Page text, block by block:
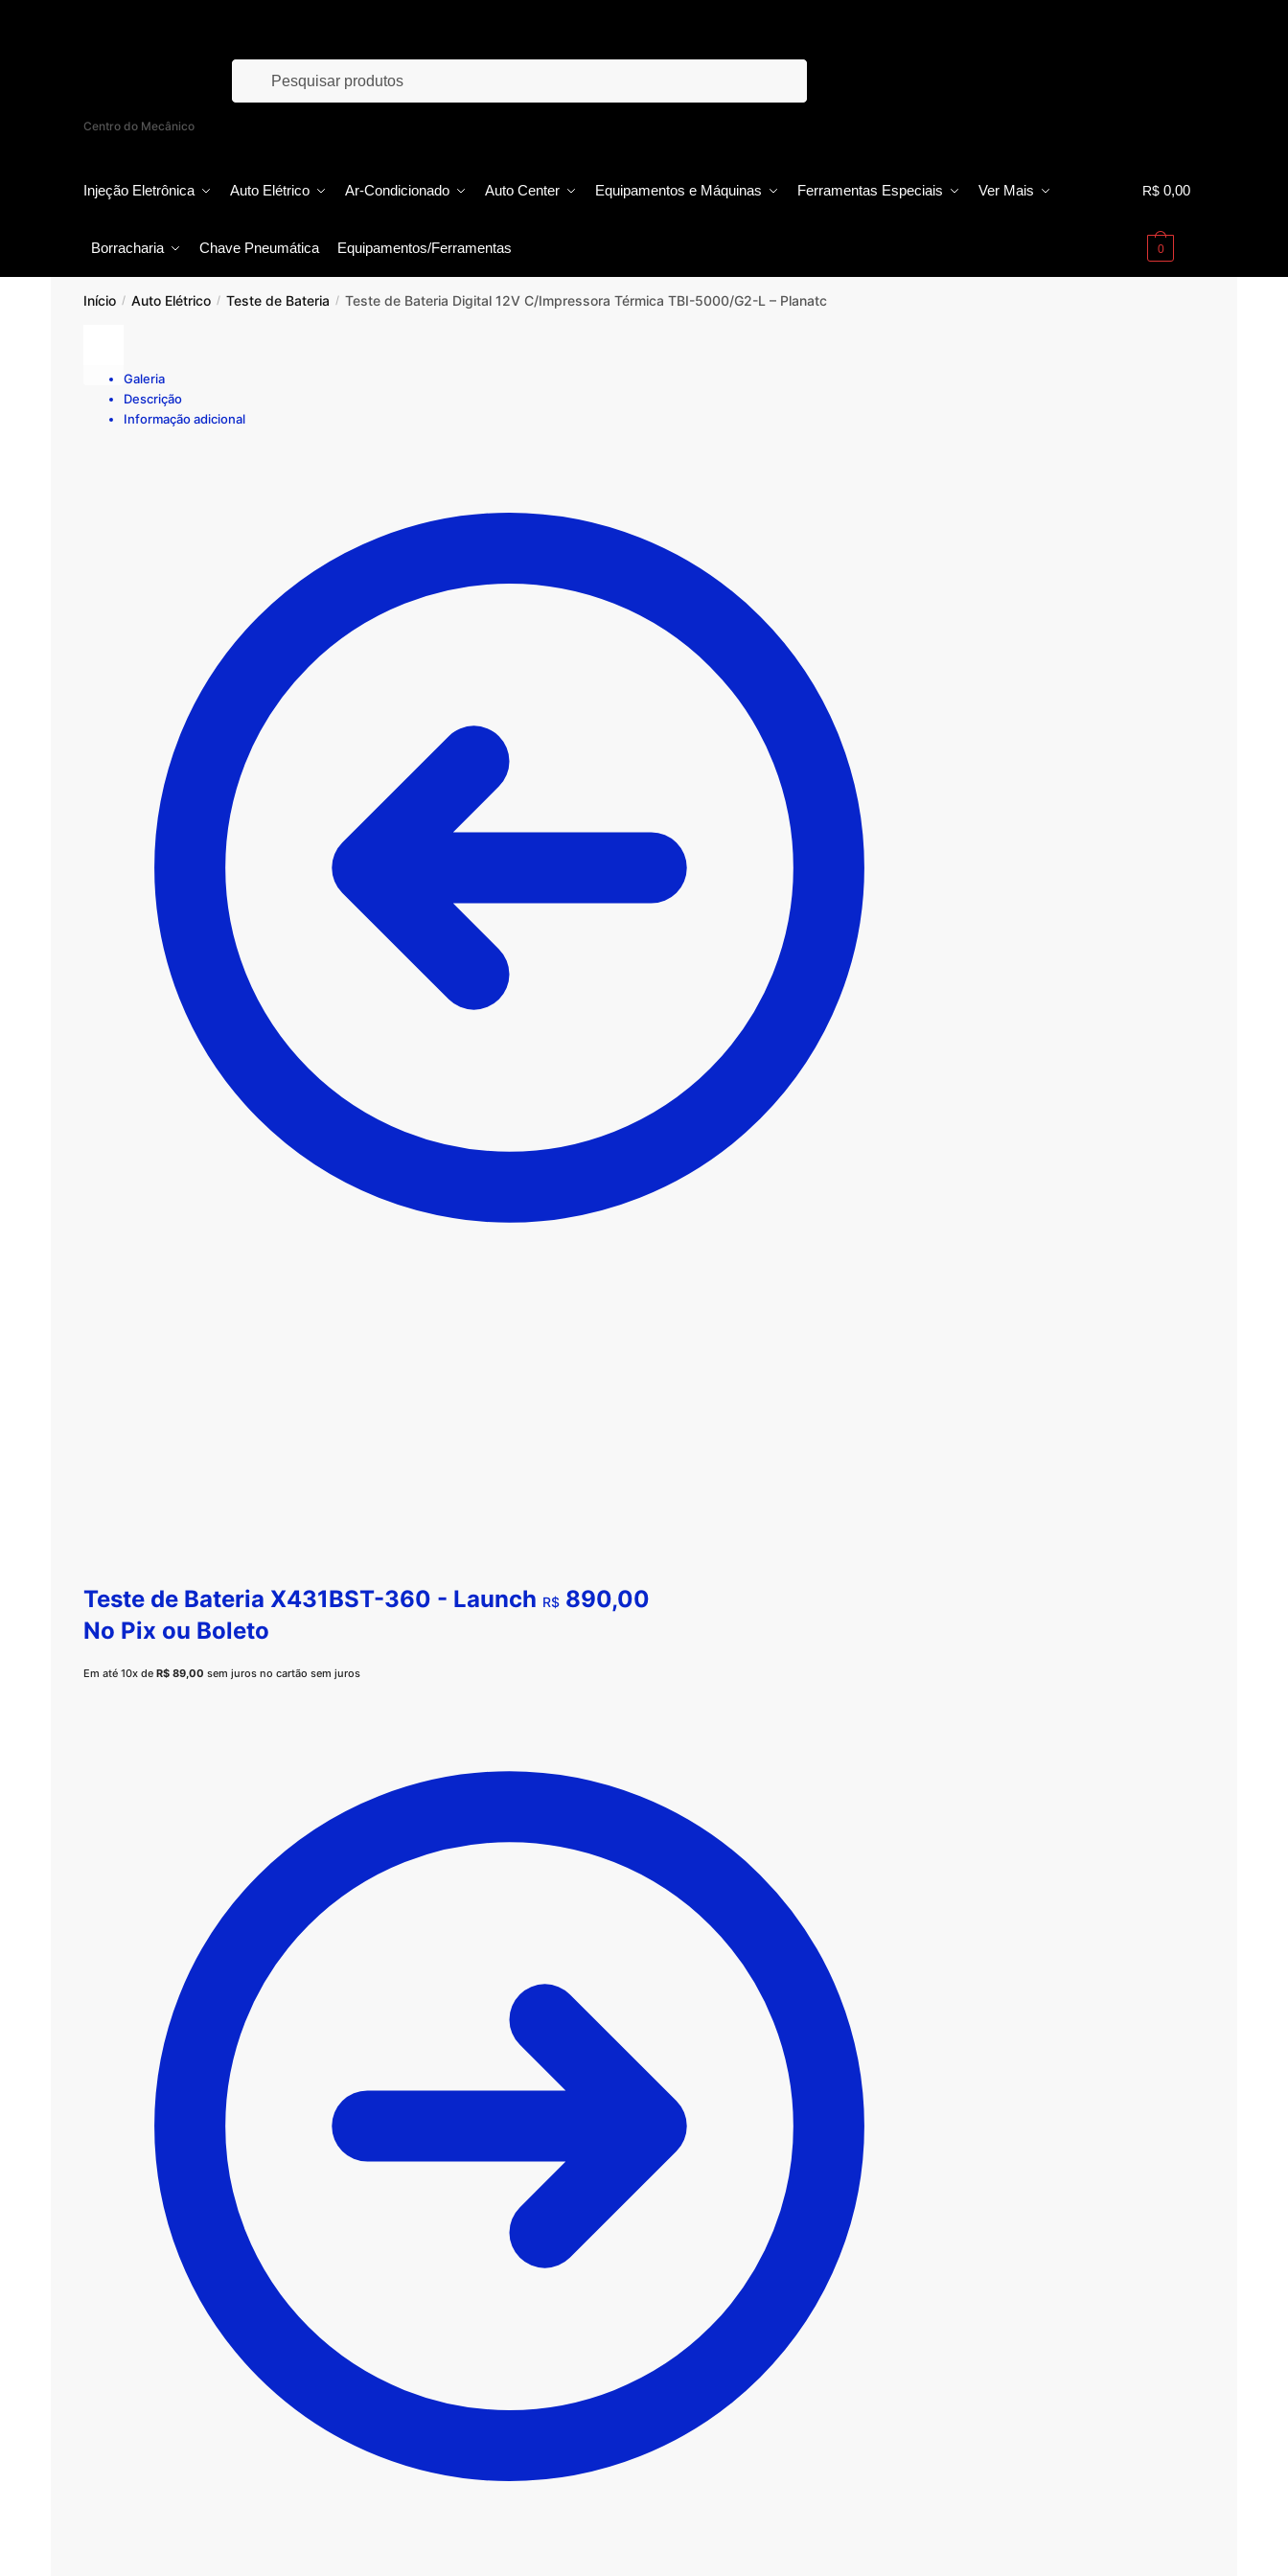
Centro do Mecânico
Injeção Eletrônica Auto Elétrico Ar-Condicionado Auto Center Equipamentos e Máquinas Ferramentas Especiais Ver Mais
Borracharia Chave Pneumática Equipamentos/Ferramentas
R$0,00
0
Início / Auto Elétrico / Teste de Bateria / Teste de Bateria Digital 12V C/Impressora Térmica TBI-5000/G2-L – Planatc
Teste de Bateria X431BST-360 - Launch R$ 890,00
No Pix ou Boleto
Em até 10x de R$ 89,00 sem juros no cartão sem juros
Galeria
Descrição
Informação adicional